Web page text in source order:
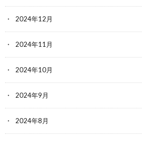
2024年12月
2024年11月
2024年10月
2024年9月
2024年8月